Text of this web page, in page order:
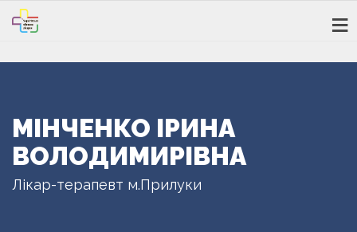
МІНЧЕНКО ІРИНА
ВОЛОДИМИРІВНА
Лікар-терапевт м.Прилуки